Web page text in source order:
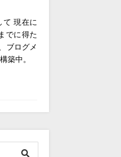
て 現在に
でに得た
ブログメ
築中。